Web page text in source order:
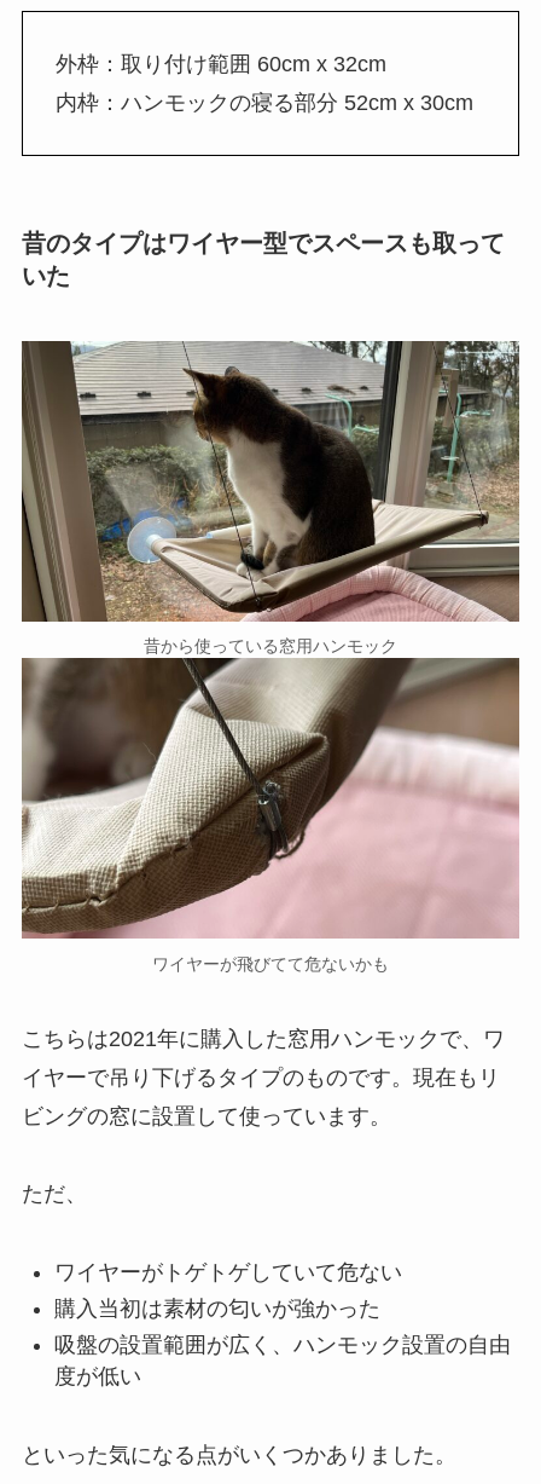
外枠：取り付け範囲 60cm x 32cm
内枠：ハンモックの寝る部分 52cm x 30cm
昔のタイプはワイヤー型でスペースも取って
いた
昔から使っている窓用ハンモック
ワイヤーが飛びてて危ないかも
こちらは2021年に購入した窓用ハンモックで、ワ
イヤーで吊り下げるタイプのものです。現在もリ
ビングの窓に設置して使っています。
ただ、
ワイヤーがトゲトゲしていて危ない
購入当初は素材の匂いが強かった
吸盤の設置範囲が広く、ハンモック設置の自由
度が低い
といった気になる点がいくつかありました。